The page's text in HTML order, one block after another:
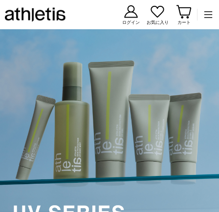
コンテンツに移動
ログイン お気に入り カート